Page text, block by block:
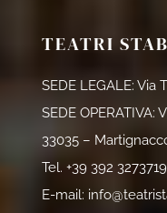
TEATRI
SEDE LEGALE: Via
SEDE OPERATIVA:
33035 –
Tel. +39 392 3273719
E-mail: